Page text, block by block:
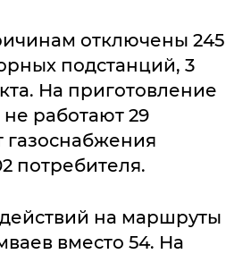
отключены 245
подстанций, 3
На приготовление
работают 29
газоснабжения
потребителя.
на маршруты
вместо 54. На